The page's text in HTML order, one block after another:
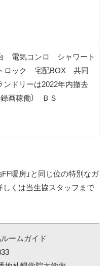
電気コンロ シャワート
ック 宅配BOX 共同
ンドリーは2022年内撤去
画稼働） ＢＳ
暖房」と同じ位の特別なガ
しくは当生協スタッフまで
ームガイド